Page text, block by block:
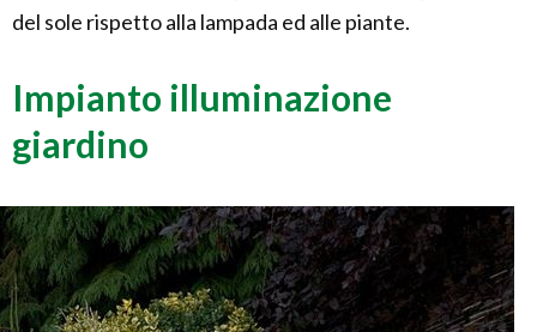
del sole rispetto alla lampada ed alle piante.
Impianto illuminazione
giardino